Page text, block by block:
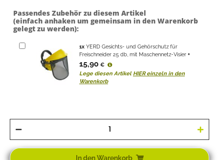
Passendes Zubehör zu diesem Artikel
(einfach anhaken um gemeinsam in den Warenkorb
gelegt zu werden):
1x YERD Gesichts- und Gehörschutz für
Freischneider 25 db, mit Maschennetz-Visier +
15,90 €
Lege diesen Artikel HIER einzeln in den
Warenkorb
In den Warenkorb